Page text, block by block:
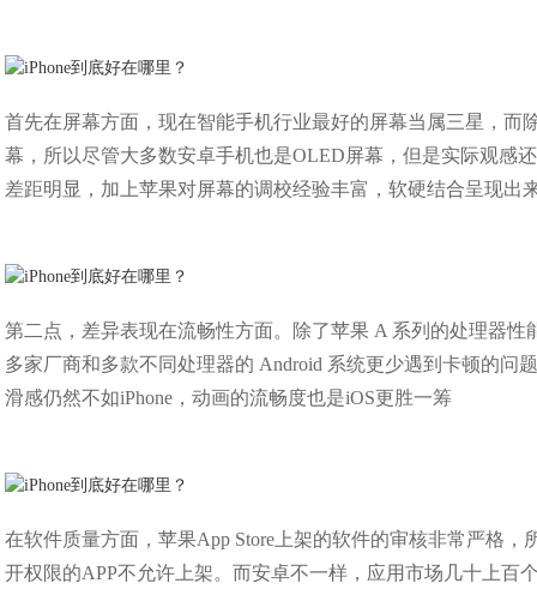
首先在屏幕方面，现在智能手机行业最好的屏幕当属三星，
幕，所以尽管大多数安卓手机也是OLED屏幕，但是实际观感
差距明显，加上苹果对屏幕的调校经验丰富，软硬结合呈现出
第二点，差异表现在流畅性方面。除了苹果 A 系列的处理器
多家厂商和多款不同处理器的 Android 系统更少遇到卡顿的
滑感仍然不如iPhone，动画的流畅度也是iOS更胜一筹
在软件质量方面，苹果App Store上架的软件的审核非常严格
开权限的APP不允许上架。而安卓不一样，应用市场几十上百